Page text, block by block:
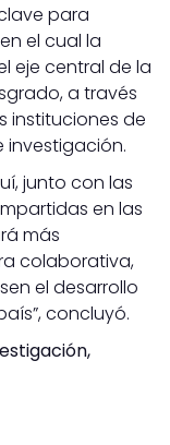
para
el cual la
eje central de la
a través
instituciones de
investigación.
junto con las
en las
más
colaborativa,
el desarrollo
concluyó.